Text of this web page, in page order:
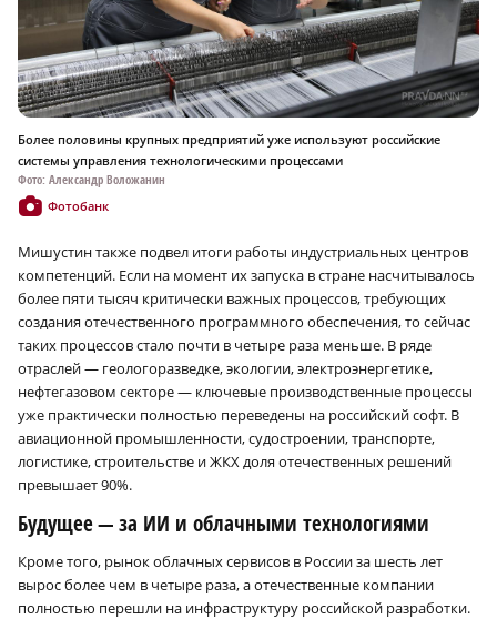
Более половины крупных предприятий уже используют российские
системы управления технологическими процессами
Фото: Александр Воложанин
Фотобанк
Мишустин также подвел итоги работы индустриальных центров
компетенций. Если на момент их запуска в стране насчитывалось
более пяти тысяч критически важных процессов, требующих
создания отечественного программного обеспечения, то сейчас
таких процессов стало почти в четыре раза меньше. В ряде
отраслей — геологоразведке, экологии, электроэнергетике,
нефтегазовом секторе — ключевые производственные процессы
уже практически полностью переведены на российский софт. В
авиационной промышленности, судостроении, транспорте,
логистике, строительстве и ЖКХ доля отечественных решений
превышает 90%.
Будущее — за ИИ и облачными технологиями
Кроме того, рынок облачных сервисов в России за шесть лет
вырос более чем в четыре раза, а отечественные компании
полностью перешли на инфраструктуру российской разработки.